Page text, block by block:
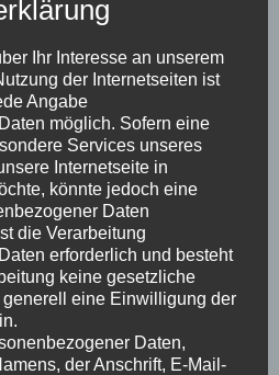
Ihr Interesse an unserem
der Internetseiten ist
Angabe
möglich. Sofern eine
Services unseres
Internetseite in
könnte jedoch eine
Daten
die Verarbeitung
erforderlich und besteht
keine gesetzliche
eine Einwilligung der
Daten,
der Anschrift, E-Mail-